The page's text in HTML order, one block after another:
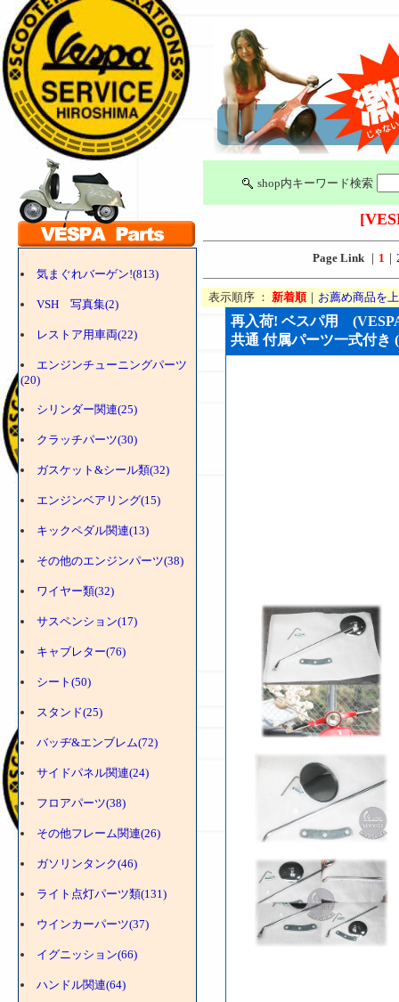
気まぐれバーゲン!(813)
VSH 写真集(2)
レストア用車両(22)
エンジンチューニングパーツ
(20)
シリンダー関連(25)
クラッチパーツ(30)
ガスケット&シール類(32)
エンジンベアリング(15)
キックペダル関連(13)
その他のエンジンパーツ(38)
ワイヤー類(32)
サスペンション(17)
キャブレター(76)
シート(50)
スタンド(25)
バッヂ&エンブレム(72)
サイドパネル関連(24)
フロアパーツ(38)
その他フレーム関連(26)
ガソリンタンク(46)
ライト点灯パーツ類(131)
ウインカーパーツ(37)
イグニッション(66)
ハンドル関連(64)
shop内キーワード検索
Page Link｜ 1 ｜
表示順序 ： 新着順｜ お薦め商品を
再入荷! ベスパ用
共通 付属パーツ一式付き